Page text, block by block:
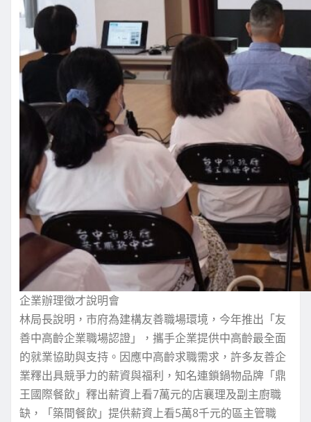
企業辦理徵才說明會
林局長說明，市府為建構友善職場環境，今年推出「友
善中高齡企業職場認證」，攜手企業提供中高齡最全面
的就業協助與支持。因應中高齡求職需求，許多友善企
業釋出具競爭力的薪資與福利，知名連鎖鍋物品牌「鼎
王國際餐飲」釋出薪資上看7萬元的店襄理及副主廚職
缺，「築間餐飲」提供薪資上看5萬8千元的區主管職